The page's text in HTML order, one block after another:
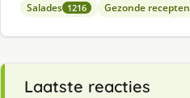
Salades 1216 Gezonde recepten
Laatste reacties